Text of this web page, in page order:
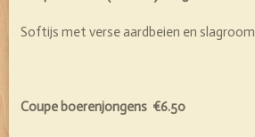
Softijs met verse aardbeien en slagroom
Coupe boerenjongens €6.50